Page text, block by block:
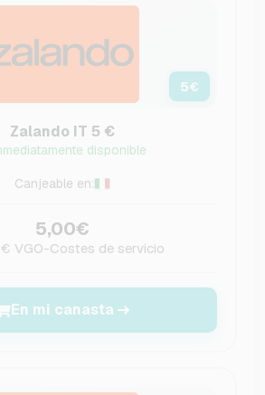
5€
Zalando IT 5 €
disponible
Canjeable en:
5,00€
VGO-Costes de servicio
En mi canasta